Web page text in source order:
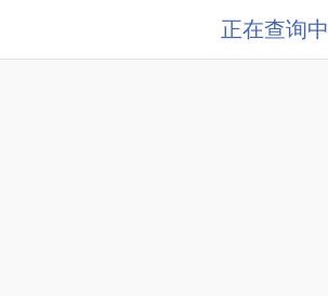
正在查询中